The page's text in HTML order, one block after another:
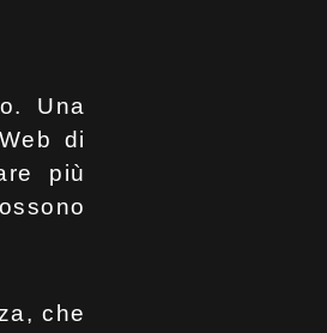
Una
di
più
che